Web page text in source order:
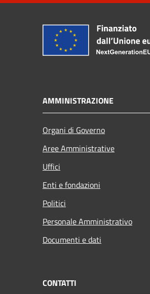
AMMINISTRAZIONE
Organi di Governo
Aree Amministrative
Uffici
Enti e fondazioni
Politici
Personale Amministrativo
Documenti e dati
CONTATTI